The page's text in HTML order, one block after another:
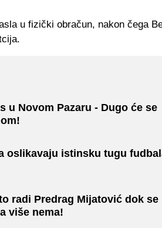
u fizički obračun, nakon čega
u Novom Pazaru - Dugo će se
oslikavaju istinsku tugu
radi Predrag Mijatović dok se
više nema!